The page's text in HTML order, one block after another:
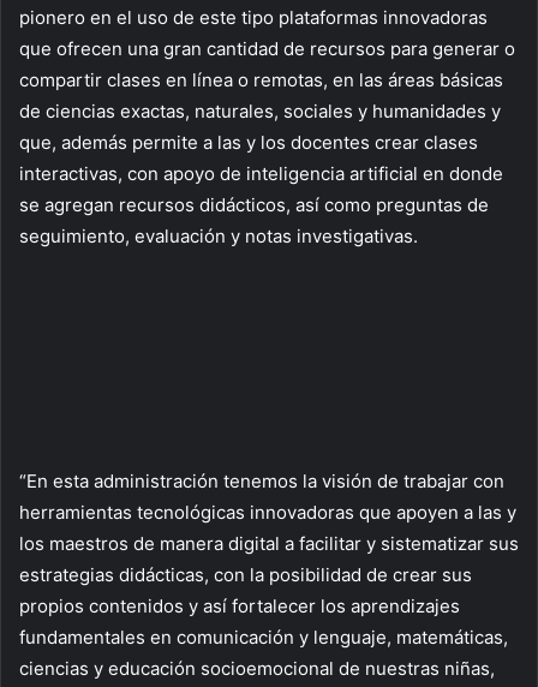
pionero en el uso de este tipo plataformas innovadoras
que ofrecen una gran cantidad de recursos para generar o
compartir clases en línea o remotas, en las áreas básicas
de ciencias exactas, naturales, sociales y humanidades y
que, además permite a las y los docentes crear clases
interactivas, con apoyo de inteligencia artificial en donde
se agregan recursos didácticos, así como preguntas de
seguimiento, evaluación y notas investigativas.
“En esta administración tenemos la visión de trabajar con
herramientas tecnológicas innovadoras que apoyen a las y
los maestros de manera digital a facilitar y sistematizar sus
estrategias didácticas, con la posibilidad de crear sus
propios contenidos y así fortalecer los aprendizajes
fundamentales en comunicación y lenguaje, matemáticas,
ciencias y educación socioemocional de nuestras niñas,